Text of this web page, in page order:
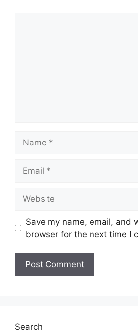
Save my name, email, and
browser for the next time I
Search